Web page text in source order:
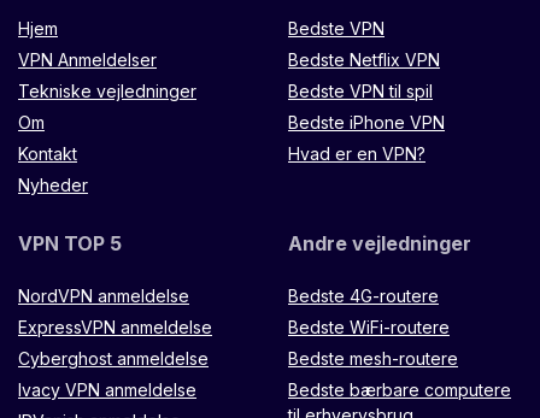
Hjem
VPN Anmeldelser
Tekniske vejledninger
Om
Kontakt
Nyheder
Bedste VPN
Bedste Netflix VPN
Bedste VPN til spil
Bedste iPhone VPN
Hvad er en VPN?
VPN TOP 5
NordVPN anmeldelse
ExpressVPN anmeldelse
Cyberghost anmeldelse
Ivacy VPN anmeldelse
Andre vejledninger
Bedste 4G-routere
Bedste WiFi-routere
Bedste mesh-routere
Bedste bærbare computere